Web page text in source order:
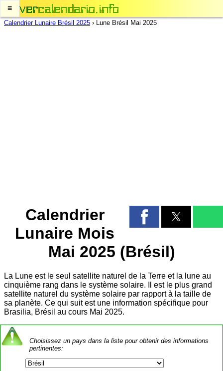
≡
Calendrier Lunaire Brésil 2025 › Lune Brésil Mai 2025
Calendrier
Lunaire Mois
Mai 2025 (Brésil)
La Lune est le seul satellite naturel de la Terre et la lune au
cinquième rang dans le système solaire. Il est le plus grand
satellite naturel du système solaire par rapport à la taille de
sa planète. Ce qui suit est une information spécifique pour
Brasilia, Brésil au cours Mai 2025.
Choisissez un pays dans la liste pour obtenir des informations
pertinentes: